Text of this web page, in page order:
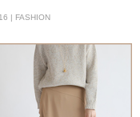
| FASHION